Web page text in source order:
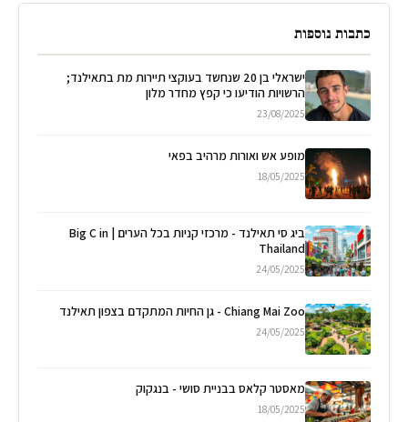
כתבות נוספות
ישראלי בן 20 שנחשד בעוקצי תיירות מת בתאילנד;
הרשויות הודיעו כי קפץ מחדר מלון
23/08/2025
מופע אש ואורות מרהיב בפאי
18/05/2025
ביג סי תאילנד - מרכזי קניות בכל הערים | Big C in
Thailand
24/05/2025
Chiang Mai Zoo - גן החיות המתקדם בצפון תאילנד
24/05/2025
מאסטר קלאס בבניית סושי - בנגקוק
18/05/2025